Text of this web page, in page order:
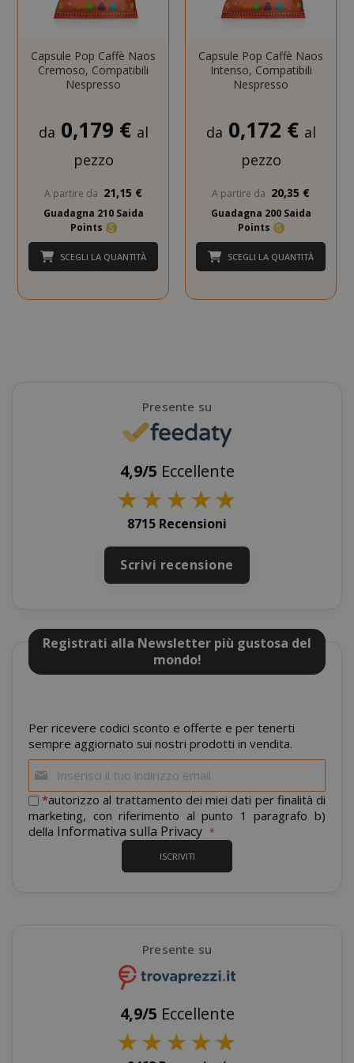
Capsule Pop Caffè Naos
Cremoso, Compatibili
Nespresso
da 0,179 € al
pezzo
A partire da 21,15 €
Guadagna 210 Saida
Points
SCEGLI LA QUANTITÀ
Capsule Pop Caffè Naos
Intenso, Compatibili
Nespresso
da 0,172 € al
pezzo
A partire da 20,35 €
Guadagna 200 Saida
Points
SCEGLI LA QUANTITÀ
Presente su
4,9/5 Eccellente
★★★★★
8715 Recensioni
Scrivi recensione
Registrati alla Newsletter più gustosa del
mondo!
Per ricevere codici sconto e offerte e per tenerti
sempre aggiornato sui nostri prodotti in vendita.
alla
nostra
newsletter:
*autorizzo al trattamento dei miei dati per finalità di
marketing, con riferimento al punto 1 paragrafo b)
della Informativa sulla Privacy
ISCRIVITI
Presente su
4,9/5 Eccellente
★★★★★
CookieScriptConsent
mage-cache-sessid
mage-cache-storage Adobe Inc.
CrossDomainCookieScriptConsent_105